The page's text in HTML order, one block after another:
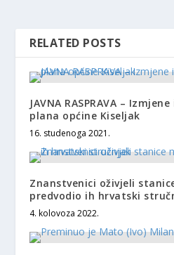
RELATED POSTS
JAVNA RASPRAVA –
plana općine Kiseljak
16. studenoga 2021.
Znanstvenici oživjeli
predvodio ih hrvatski
4. kolovoza 2022.